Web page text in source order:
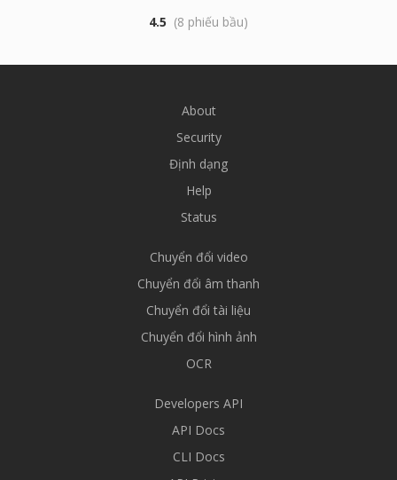
4.5 (8 phiếu bầu)
About
Security
Định dạng
Help
Status
Chuyển đổi video
Chuyển đổi âm thanh
Chuyển đổi tài liệu
Chuyển đổi hình ảnh
OCR
Developers API
API Docs
CLI Docs